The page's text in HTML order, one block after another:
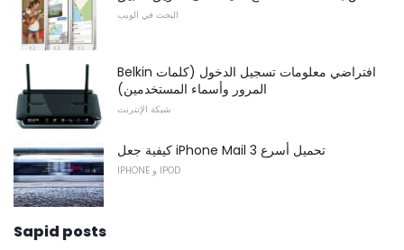
البحث في الويب
Belkin افتراضي معلومات تسجيل الدخول (كلمات
المرور وأسماء المستخدمين)
شبكة الإنترنت
كيفية جعل iPhone Mail 3 تحميل أسرع
IPHONE و IPOD
Sapid posts